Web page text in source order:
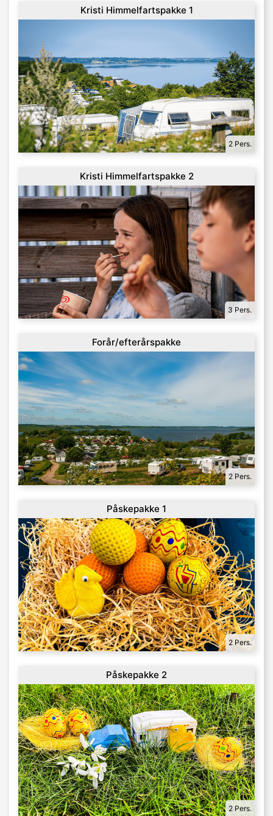
Kristi Himmelfartspakke 1
2 Pers.
Kristi Himmelfartspakke 2
3 Pers.
Forår/efterårspakke
2 Pers.
Påskepakke 1
2 Pers.
Påskepakke 2
2 Pers.